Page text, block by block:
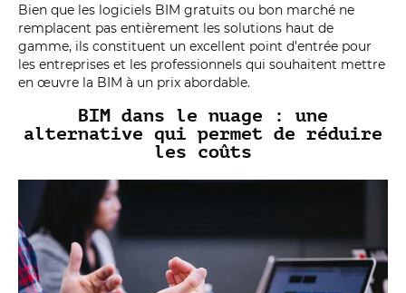
Bien que les logiciels BIM gratuits ou bon marché ne
remplacent pas entièrement les solutions haut de
gamme, ils constituent un excellent point d'entrée pour
les entreprises et les professionnels qui souhaitent mettre
en œuvre la BIM à un prix abordable.
BIM dans le nuage : une
alternative qui permet de réduire
les coûts